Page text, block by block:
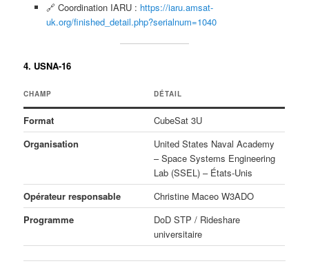
🔗 Coordination IARU : https://iaru.amsat-
uk.org/finished_detail.php?serialnum=1040
4. USNA-16
CHAMP DÉTAIL
Format
CubeSat 3U
Organisation
United States Naval Academy
– Space Systems Engineering
Lab (SSEL) – États-Unis
Opérateur responsable
Christine Maceo W3ADO
Programme
DoD STP / Rideshare
universitaire